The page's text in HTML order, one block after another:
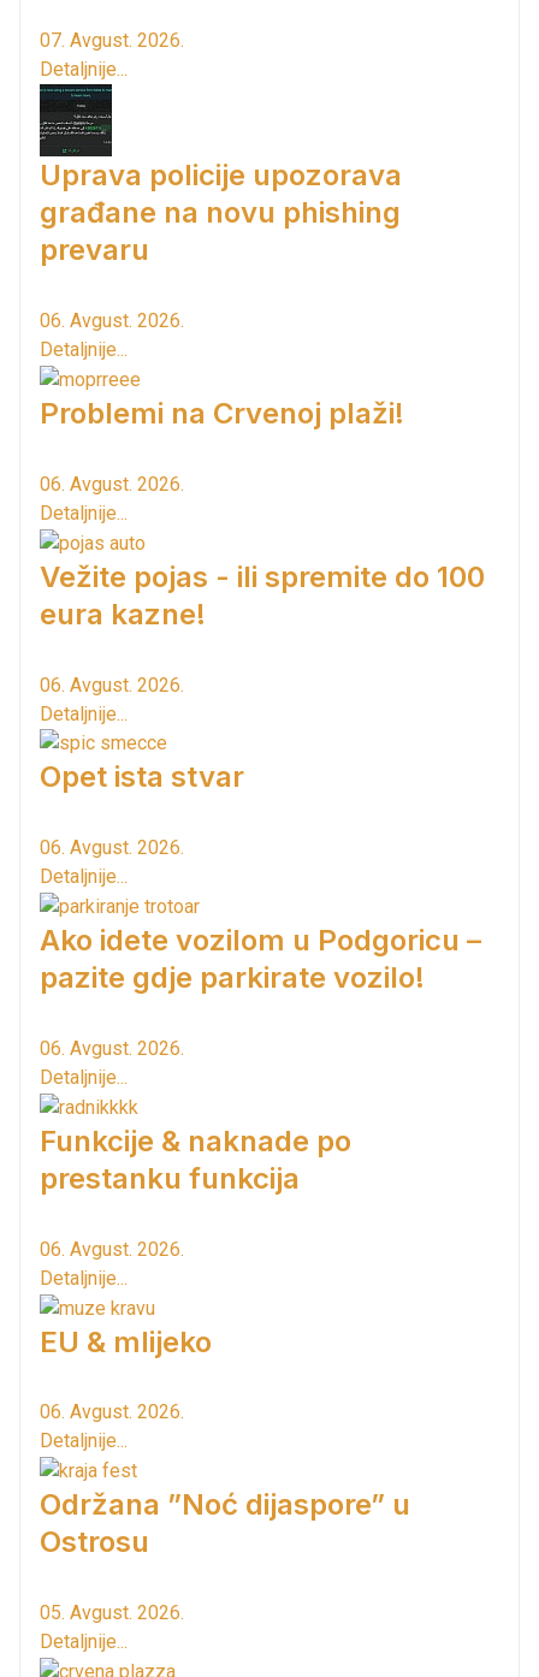
07. Avgust. 2026.
Detaljnije...
Uprava policije upozorava
građane na novu phishing
prevaru
06. Avgust. 2026.
Detaljnije...
Problemi na Crvenoj plaži!
06. Avgust. 2026.
Detaljnije...
Vežite pojas - ili spremite do 100
eura kazne!
06. Avgust. 2026.
Detaljnije...
Opet ista stvar
06. Avgust. 2026.
Detaljnije...
Ako idete vozilom u Podgoricu –
pazite gdje parkirate vozilo!
06. Avgust. 2026.
Detaljnije...
Funkcije & naknade po
prestanku funkcija
06. Avgust. 2026.
Detaljnije...
EU & mlijeko
06. Avgust. 2026.
Detaljnije...
Održana ”Noć dijaspore” u
Ostrosu
05. Avgust. 2026.
Detaljnije...